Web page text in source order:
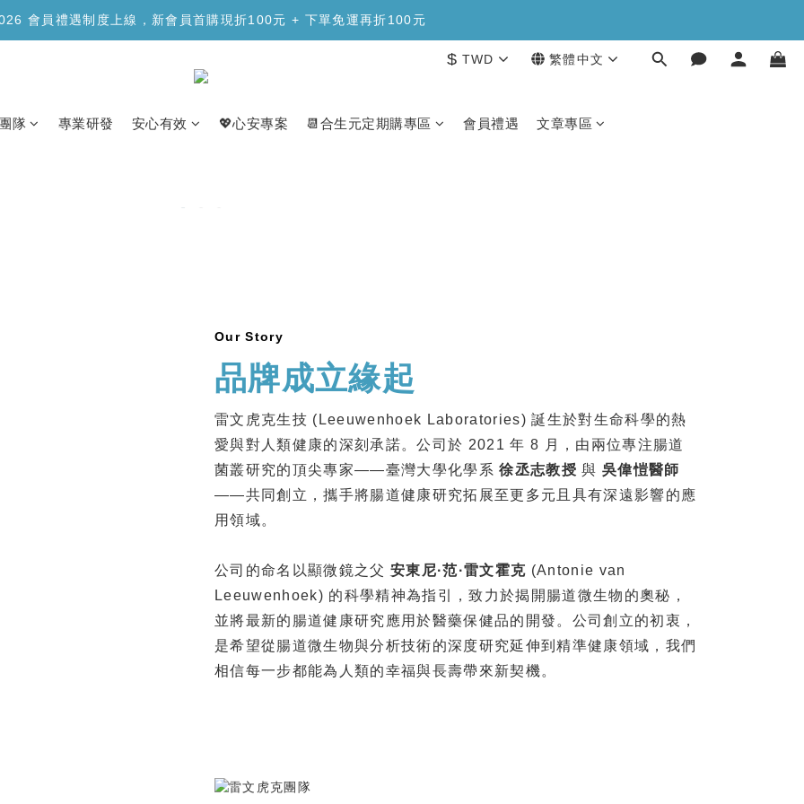
上市】合生元樂醣版您的每日「正餐應援」，讓您安心面對精緻澱糖>>>
會員禮遇制度上線，新會員首購現折100元 + 下單免運再折100元
$ TWD 繁體中文
隊 專業研發 安心有效 💖心安專案 📆合生元定期購專區 會員禮遇 文章專區
Our Story
品牌成立緣起
雷文虎克生技 (Leeuwenhoek Laboratories) 誕生於對生命科學的熱
愛與對人類健康的深刻承諾。公司於 2021 年 8 月，由兩位專注腸道
菌叢研究的頂尖專家——臺灣大學化學系徐丞志教授 與吳偉愷醫師
——共同創立，攜手將腸道健康研究拓展至更多元且具有深遠影響的應
用領域。
公司的命名以顯微鏡之父 安東尼·范·雷文霍克 (Antonie van
Leeuwenhoek) 的科學精神為指引，致力於揭開腸道微生物的奧秘，
並將最新的腸道健康研究應用於醫藥保健品的開發。公司創立的初衷，
是希望從腸道微生物與分析技術的深度研究延伸到精準健康領域，我們
相信每一步都能為人類的幸福與長壽帶來新契機。